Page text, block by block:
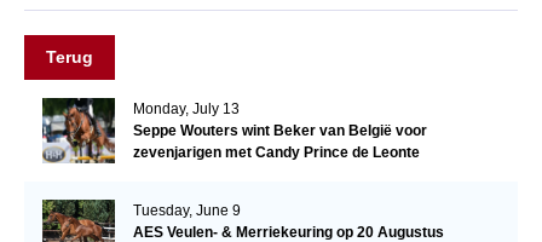
Terug
Monday, July 13
Seppe Wouters wint Beker van België voor
zevenjarigen met Candy Prince de Leonte
Tuesday, June 9
AES Veulen- & Merriekeuring op 20 Augustus